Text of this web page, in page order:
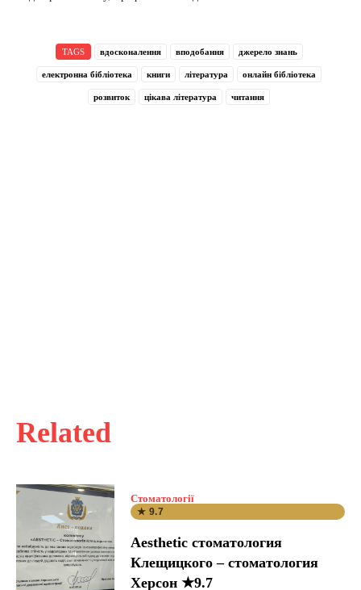
Related
Стоматології
★ 9.7
Aesthetic стоматология
Клещицкого – стоматология
Херсон ★9.7
TAGS вдосконалення вподобання джерело знань
електронна бібліотека книги література онлайн бібліотека
розвиток цікава література читання